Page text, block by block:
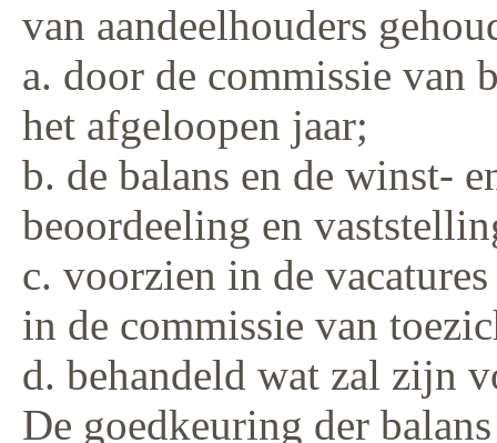
van aandeelhouders
a. door de commissie van
het afgeloopen jaar;
b. de balans en de winst-
beoordeeling en
c. voorzien in de
in de commissie van
d. behandeld wat zal zijn
De goedkeuring der